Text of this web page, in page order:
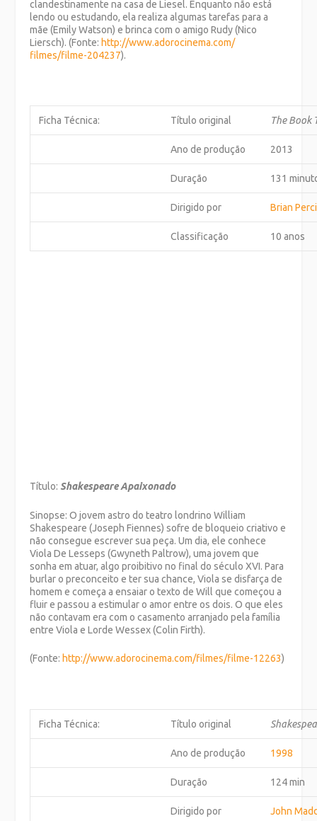
clandestinamente na casa de Liesel. Enquanto não está
lendo ou estudando, ela realiza algumas tarefas para a
mãe (Emily Watson) e brinca com o amigo Rudy (Nico
Liersch). (Fonte:http://www.adorocinema.com/
filmes/filme-204237).
Ficha Técnica: Título original The Book
Ano de produção 2013
Duração 131
Dirigido por Brian
Classificação 10 anos
Título: Shakespeare Apaixonado
Sinopse: O jovem astro do teatro londrino William
Shakespeare (Joseph Fiennes) sofre de bloqueio criativo e
não consegue escrever sua peça. Um dia, ele conhece
Viola De Lesseps (Gwyneth Paltrow), uma jovem que
sonha em atuar, algo proibitivo no final do século XVI. Para
burlar o preconceito e ter sua chance, Viola se disfarça de
homem e começa a ensaiar o texto de Will que começou a
fluir e passou a estimular o amor entre os dois. O que eles
não contavam era com o casamento arranjado pela família
entre Viola e Lorde Wessex (Colin Firth).
(Fonte: http://www.adorocinema.com/filmes/filme-12263)
Ficha Técnica: Título original
Ano de produção 1998
Duração 124 min
Dirigido por John